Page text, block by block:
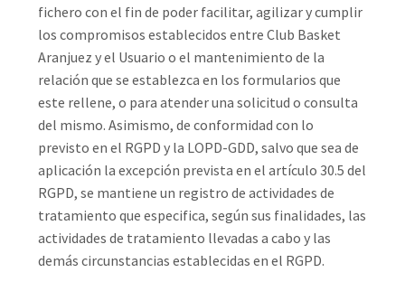
fichero con el fin de poder facilitar, agilizar y cumplir
los compromisos establecidos entre Club Basket
Aranjuez y el Usuario o el mantenimiento de la
relación que se establezca en los formularios que
este rellene, o para atender una solicitud o consulta
del mismo. Asimismo, de conformidad con lo
previsto en el RGPD y la LOPD-GDD, salvo que sea de
aplicación la excepción prevista en el artículo 30.5 del
RGPD, se mantiene un registro de actividades de
tratamiento que especifica, según sus finalidades, las
actividades de tratamiento llevadas a cabo y las
demás circunstancias establecidas en el RGPD.